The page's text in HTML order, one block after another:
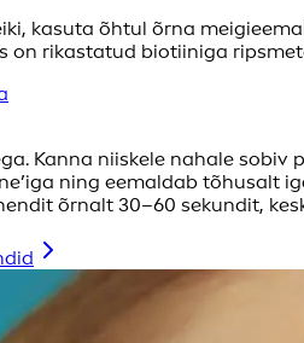
kasuta õhtul õrna
on rikastatud biotiiniga
Kanna niiskele nahale
ning eemaldab tõhusalt
õrnalt 30–60 sekundit,